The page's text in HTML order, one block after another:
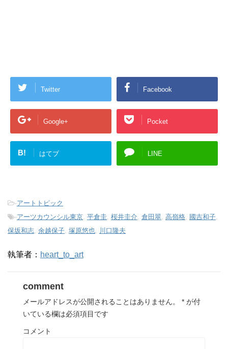
Twitter Facebook
Google+ Pocket
B! はてブ LINE
-アートトピック
-アーツカウンシル東京, 平倉圭, 桜井圭介, 倉田翠, 高嶺格, 國吉和子,
保坂和志, 余越保子, 塚原悠也, 川口隆夫
執筆者： heart_to_art
comment
メールアドレスが公開されることはありません。 * が付
いている欄は必須項目です
コメント